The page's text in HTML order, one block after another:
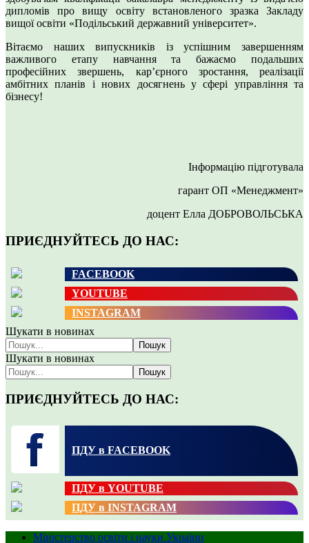
дипломів про вищу освіту встановленого зразка Закладу
вищої освіти «Подільський державний університет».
Вітаємо наших випускників із успішним завершенням
важливого етапу навчання та бажаємо подальших
професійних звершень, кар’єрного зростання, реалізації
амбітних планів і нових досягнень у сфері управління та
бізнесу!
Інформацію підготувала
гарант ОП «Менеджмент»
доцент Елла ДОБРОВОЛЬСЬКА
ПРИЄДНУЙТЕСЬ ДО НАС:
FACEBOOK
YOUTUBE
INSTAGRAM
Шукати в новинах
Пошук
Шукати в новинах
Пошук
ПРИЄДНУЙТЕСЬ ДО НАС:
ПДУ в FACEBOOK
ПДУ в YOUTUBE
ПДУ в INSTAGRAM
Міністерство освіти і науки України